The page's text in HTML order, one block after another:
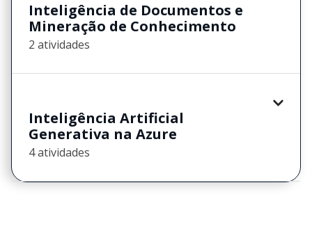
Inteligência de Documentos e
Mineração de Conhecimento
2 atividades
Inteligência Artificial
Generativa na Azure
4 atividades